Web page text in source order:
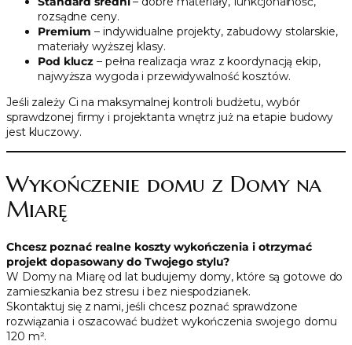
rozsądne ceny.
Premium – indywidualne projekty, zabudowy stolarskie,
materiały wyższej klasy.
Pod klucz – pełna realizacja wraz z koordynacją ekip,
najwyższa wygoda i przewidywalność kosztów.
Jeśli zależy Ci na maksymalnej kontroli budżetu, wybór
sprawdzonej firmy i projektanta wnętrz już na etapie budowy
jest kluczowy.
Wykończenie domu z Domy na
Miarę
Chcesz poznać realne koszty wykończenia i otrzymać
projekt dopasowany do Twojego stylu?
W Domy na Miarę od lat budujemy domy, które są gotowe do
zamieszkania bez stresu i bez niespodzianek.
Skontaktuj się z nami, jeśli chcesz poznać sprawdzone
rozwiązania i oszacować budżet wykończenia swojego domu
120 m².